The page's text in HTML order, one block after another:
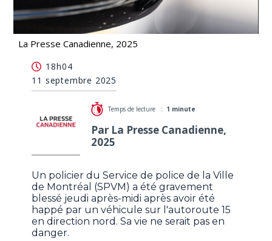
La Presse Canadienne, 2025
après une collision
18h04
11 septembre 2025
Temps de lecture : 1 minute
Par La Presse Canadienne,
2025
Un policier du Service de police de la Ville
de Montréal (SPVM) a été gravement
blessé jeudi après-midi après avoir été
happé par un véhicule sur l'autoroute 15
en direction nord. Sa vie ne serait pas en
danger.